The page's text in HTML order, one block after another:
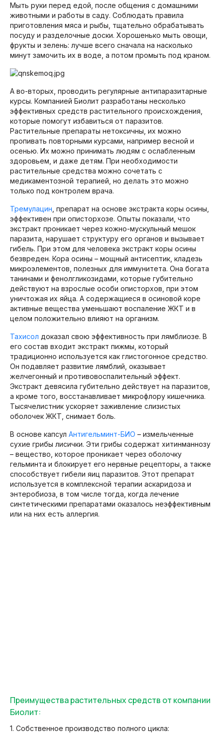
Мыть руки перед едой, после общения с домашними
животными и работы в саду. Соблюдать правила
приготовления мяса и рыбы, тщательно обрабатывать
посуду и разделочные доски. Хорошенько мыть овощи,
фрукты и зелень: лучше всего сначала на насколько
минут замочить их в воде, а потом промыть под краном.
А во-вторых, проводить регулярные антипаразитарные
курсы. Компанией Биолит разработаны несколько
эффективных средств растительного происхождения,
которые помогут избавиться от паразитов.
Растительные препараты нетоксичны, их можно
пропивать повторными курсами, например весной и
осенью. Их можно принимать людям с ослабленным
здоровьем, и даже детям. При необходимости
растительные средства можно сочетать с
медикаментозной терапией, но делать это можно
только под контролем врача.
Тремулацин , препарат на основе экстракта коры осины,
эффективен при описторхозе. Опыты показали, что
экстракт проникает через кожно-мускульный мешок
паразита, нарушает структуру его органов и вызывает
гибель. При этом для человека экстракт коры осины
безвреден. Кора осины – мощный антисептик, кладезь
микроэлементов, полезных для иммунитета. Она богата
танинами и фенолгликозидами, которые губительно
действуют на взрослые особи описторхов, при этом
уничтожая их яйца. А содержащиеся в осиновой коре
активные вещества уменьшают воспаление ЖКТ и в
целом положительно влияют на организм.
Тахисол доказал свою эффективность при лямблиозе. В
его состав входит экстракт пижмы, который
традиционно используется как глистогонное средство.
Он подавляет развитие лямблий, оказывает
желчегонный и противовоспалительный эффект.
Экстракт девясила губительно действует на паразитов,
а кроме того, восстанавливает микрофлору кишечника.
Тысячелистник ускоряет заживление слизистых
оболочек ЖКТ, снимает боль.
В основе капсул Антигельминт-БИО – измельченные
сухие грибы лисички. Эти грибы содержат хитинманнозу
– вещество, которое проникает через оболочку
гельминта и блокирует его нервные рецепторы, а также
способствует гибели яиц паразитов. Этот препарат
используется в комплексной терапии аскаридоза и
энтеробиоза, в том числе тогда, когда лечение
синтетическими препаратами оказалось неэффективным
или на них есть аллергия.
Преимущества растительных средств от компании
Биолит:
1. Собственное производство полного цикла: